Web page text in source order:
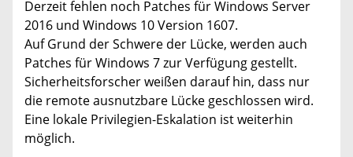
Derzeit fehlen noch Patches für Windows Server
2016 und Windows 10 Version 1607.
Auf Grund der Schwere der Lücke, werden auch
Patches für Windows 7 zur Verfügung gestellt.
Sicherheitsforscher weißen darauf hin, dass nur
die remote ausnutzbare Lücke geschlossen wird.
Eine lokale Privilegien-Eskalation ist weiterhin
möglich.